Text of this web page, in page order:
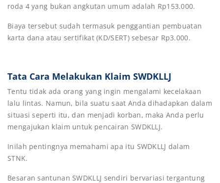
roda 4 yang bukan angkutan umum adalah Rp153.000.
Biaya tersebut sudah termasuk penggantian pembuatan
karta dana atau sertifikat (KD/SERT) sebesar Rp3.000.
Tata Cara Melakukan Klaim SWDKLLJ
Tentu tidak ada orang yang ingin mengalami kecelakaan
lalu lintas. Namun, bila suatu saat Anda dihadapkan dalam
situasi seperti itu, dan menjadi korban, maka Anda perlu
mengajukan klaim untuk pencairan SWDKLLJ.
Inilah pentingnya memahami apa itu SWDKLLJ dalam
STNK.
Besaran santunan SWDKLLJ sendiri bervariasi tergantung